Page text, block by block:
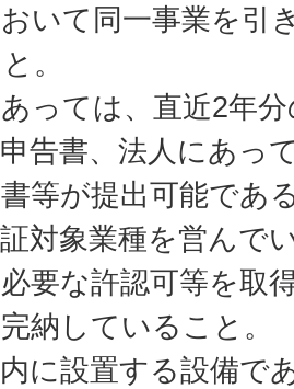
いて同一事業を引
。
っては、直近2年
告書、法人にあっ
等が提出可能であ
対象業種を営んで
要な許認可等を取
納していること。
に設置する設備で